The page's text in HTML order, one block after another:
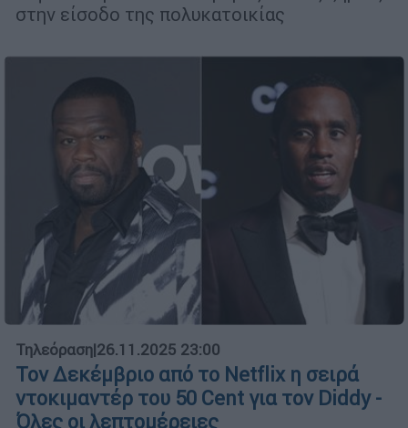
στην είσοδο της πολυκατοικίας
Τηλεόραση|26.11.2025 23:00
Τον Δεκέμβριο από το Netflix η σειρά
ντοκιμαντέρ του 50 Cent για τον Diddy -
Όλες οι λεπτομέρειες